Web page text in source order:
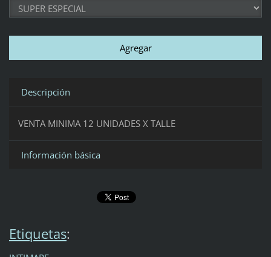
Descripción
VENTA MINIMA 12 UNIDADES X TALLE
Información básica
Etiquetas: